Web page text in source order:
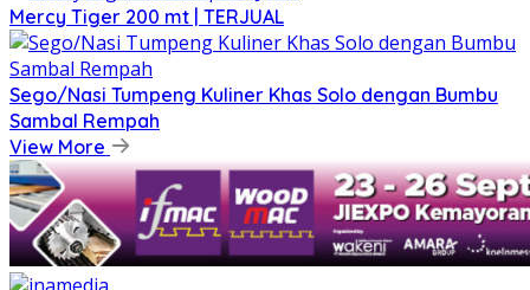
Mercy Tiger 200 mt | TERJUAL
Sego/Nasi Tumpeng Kuliner Khas Solo dengan Bumbu
Sambal Rempah
View More